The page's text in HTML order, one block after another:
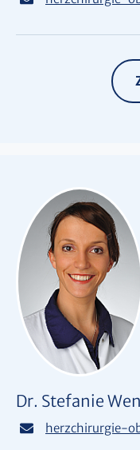
Dr. Stefanie
herzchirurgie-